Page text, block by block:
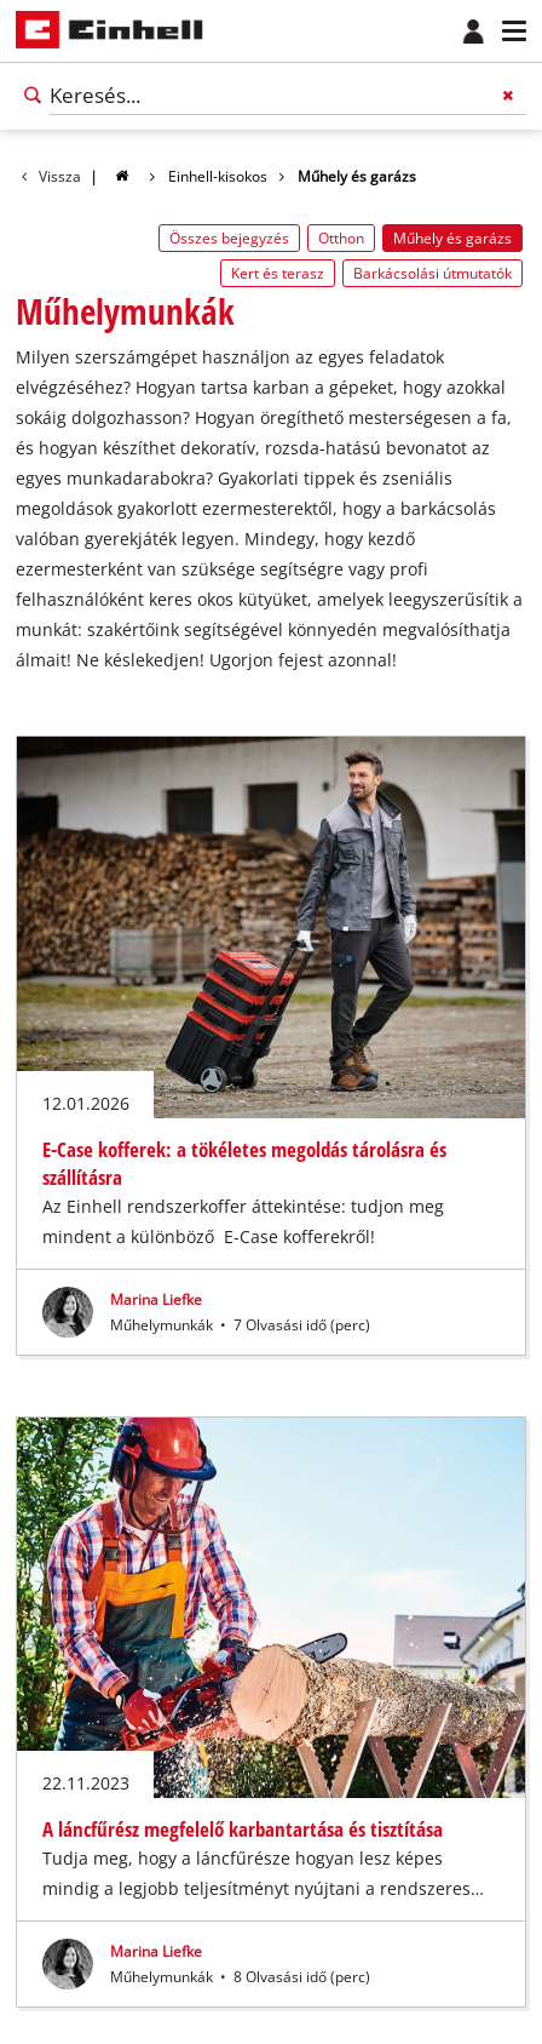
Magyar
HUMagyar
English
Vissza | Einhell-kisokos Műhely és garázs
Összes bejegyzés Otthon
Műhely és garázs
Kert és terasz
Barkácsolási útmutatók
Műhelymunkák
Milyen szerszámgépet használjon az egyes feladatok
elvégzéséhez? Hogyan tartsa karban a gépeket, hogy azokkal
sokáig dolgozhasson? Hogyan öregíthető mesterségesen a fa,
és hogyan készíthet dekoratív, rozsda‐hatású bevonatot az
egyes munkadarabokra? Gyakorlati tippek és zseniális
megoldások gyakorlott ezermesterektől, hogy a barkácsolás
valóban gyerekjáték legyen. Mindegy, hogy kezdő
ezermesterként van szüksége segítségre vagy profi
felhasználóként keres okos kütyüket, amelyek leegyszerűsítik a
munkát: szakértőink segítségével könnyedén megvalósíthatja
álmait! Ne késlekedjen! Ugorjon fejest azonnal!
12.01.2026
E-Case kofferek: a tökéletes megoldás tárolásra és
szállításra
Az Einhell rendszerkoffer áttekintése: tudjon meg
mindent a különböző E-Case kofferekről!
Marina Liefke
Műhelymunkák • 7 Olvasási idő (perc)
22.11.2023
A láncfűrész megfelelő karbantartása és tisztítása
Tudja meg, hogy a láncfűrésze hogyan lesz képes
mindig a legjobb teljesítményt nyújtani a rendszeres…
Marina Liefke
Műhelymunkák • 8 Olvasási idő (perc)